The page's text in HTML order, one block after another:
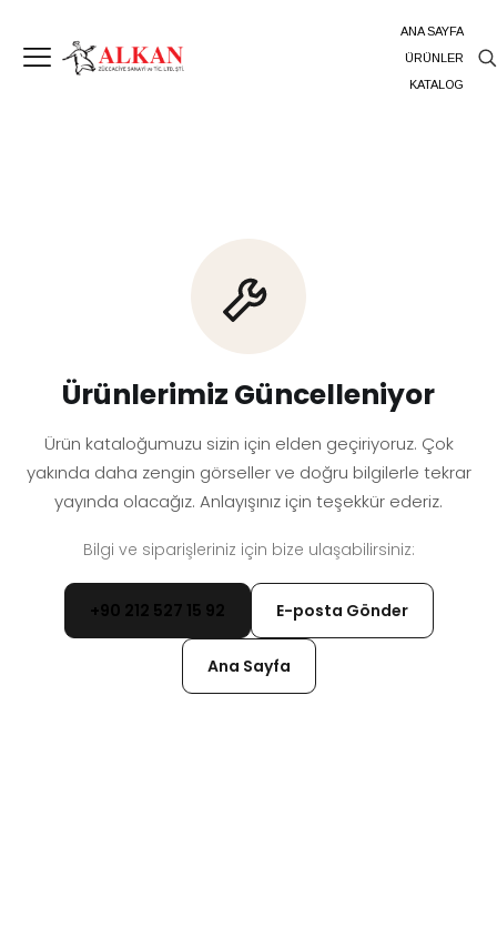
ANA SAYFA
ÜRÜNLER
KATALOG
Ürünlerimiz Güncelleniyor
Ürün kataloğumuzu sizin için elden geçiriyoruz. Çok
yakında daha zengin görseller ve doğru bilgilerle tekrar
yayında olacağız. Anlayışınız için teşekkür ederiz.
Bilgi ve siparişleriniz için bize ulaşabilirsiniz:
+90 212 527 15 92 E-posta Gönder
Ana Sayfa